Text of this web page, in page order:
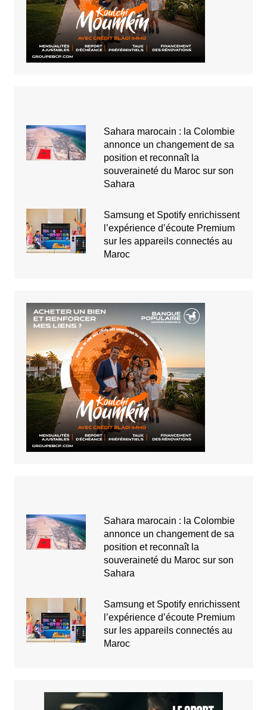
Sahara marocain : la Colombie
annonce un changement de sa
position et reconnaît la
souveraineté du Maroc sur son
Sahara
Samsung et Spotify enrichissent
l’expérience d’écoute Premium
sur les appareils connectés au
Maroc
Sahara marocain : la Colombie
annonce un changement de sa
position et reconnaît la
souveraineté du Maroc sur son
Sahara
Samsung et Spotify enrichissent
l’expérience d’écoute Premium
sur les appareils connectés au
Maroc